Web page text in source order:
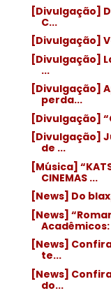
[Divulgação]
C...
[Divulgação]
[Divulgação]
...
[Divulgação]
perda...
[Divulgação]
[Divulgação]
de ...
[Música]
CINEMAS ...
[News] Do
[News]
Acadêmicos:
[News]
te...
[News]
do...